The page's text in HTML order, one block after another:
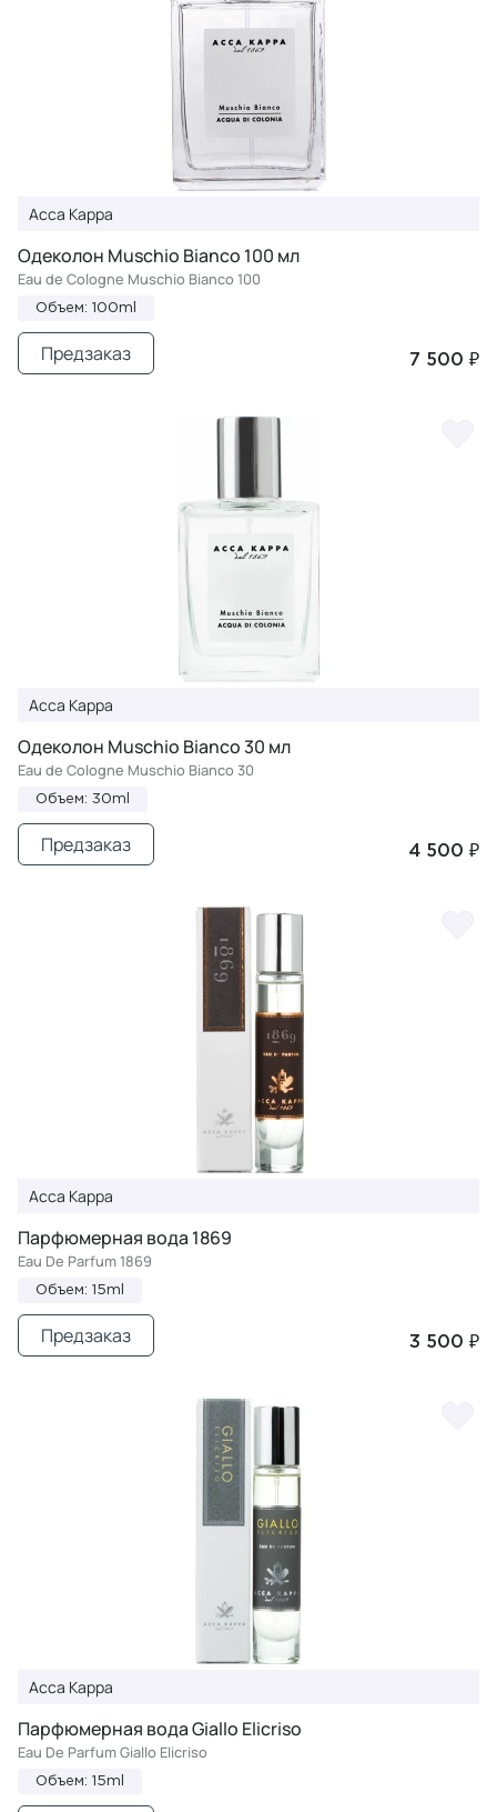
Acca Kappa
Одеколон Muschio Bianco 100 мл
Eau de Cologne Muschio Bianco 100
Объем: 100ml
7 500 ₽
Предзаказ
Acca Kappa
Одеколон Muschio Bianco 30 мл
Eau de Cologne Muschio Bianco 30
Объем: 30ml
4 500 ₽
Предзаказ
Acca Kappa
Парфюмерная вода 1869
Eau De Parfum 1869
Объем: 15ml
3 500 ₽
Предзаказ
Acca Kappa
Парфюмерная вода Giallo Elicriso
Eau De Parfum Giallo Elicriso
Объем: 15ml